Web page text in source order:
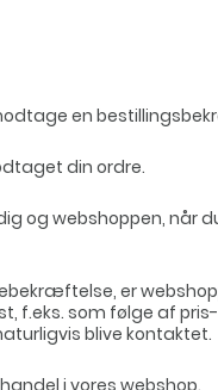
en
din ordre.
og webshoppen, når
er
f.eks. som følge af
blive kontaktet.
i vores webshop.